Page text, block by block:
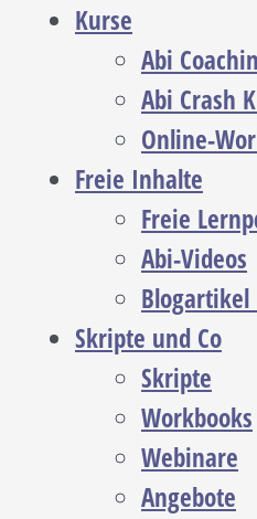
Kurse
Abi
Abi Crash
Online-
Freie Inhalte
Freie
Abi-Videos
Blogartikel
Skripte und Co
Skripte
Workbooks
Webinare
Angebote